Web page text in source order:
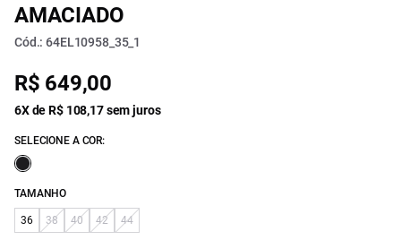
AMACIADO
Cód.: 64EL10958_35_1
R$ 649,00
6X de R$ 108,17 sem juros
SELECIONE A COR:
TAMANHO
36 38 40 42 44